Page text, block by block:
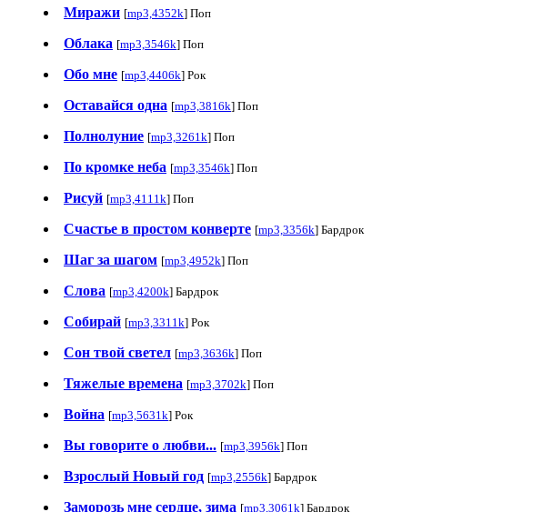
Миражи [mp3,4352k] Поп
Облака [mp3,3546k] Поп
Обо мне [mp3,4406k] Рок
Оставайся одна [mp3,3816k] Поп
Полнолуние [mp3,3261k] Поп
По кромке неба [mp3,3546k] Поп
Рисуй [mp3,4111k] Поп
Счастье в простом конверте [mp3,3356k] Бардрок
Шаг за шагом [mp3,4952k] Поп
Слова [mp3,4200k] Бардрок
Собирай [mp3,3311k] Рок
Сон твой светел [mp3,3636k] Поп
Тяжелые времена [mp3,3702k] Поп
Война [mp3,5631k] Рок
Вы говорите о любви... [mp3,3956k] Поп
Взрослый Новый год [mp3,2556k] Бардрок
Заморозь мне сердце, зима [mp3,3061k] Бардрок